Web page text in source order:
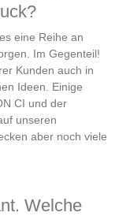
eine Reihe an
Im Gegenteil!
Kunden auch in
Ideen. Einige
CI und der
unseren
aber noch viele
Welche